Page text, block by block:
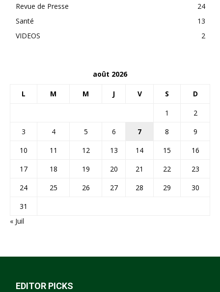
Revue de Presse
24
Santé
13
VIDEOS
2
août 2026
L M M J V S D
1
2
3
4 5 6 7 8
9
10
11 12 13 14 15
16
17
18 19 20 21 22
23
24
25 26 27 28 29
30
31
« Juil
EDITOR PICKS